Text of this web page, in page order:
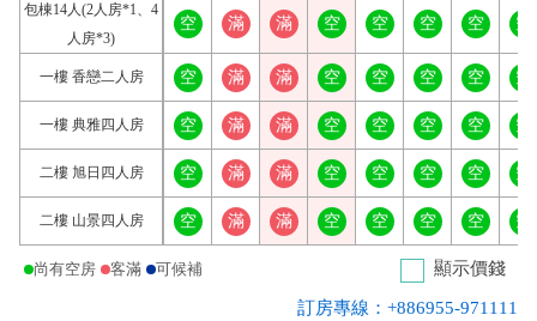
包棟14人(2人房*1、4
人房*3)
一樓 香戀二人房
一樓 典雅四人房
二樓 旭日四人房
二樓 山景四人房
空
空
空
空
空
滿
滿
滿
滿
滿
滿
滿
滿
滿
滿
空
空
空
空
空
空
空
空
空
空
空
空
空
空
空
空
空
空
空
空
空
空
空
空
空
尚有空房 客滿 可候補 顯示價錢
訂房專線：+886955-971111